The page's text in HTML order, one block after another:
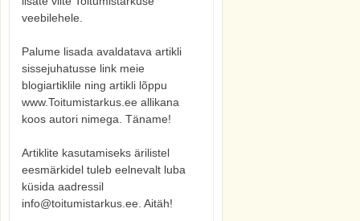
veebilehele.
Palume lisada avaldatava artikli
sissejuhatusse link meie
blogiartiklile ning artikli lõppu
www.Toitumistarkus.ee allikana
koos autori nimega. Täname!
Artiklite kasutamiseks ärilistel
eesmärkidel tuleb eelnevalt luba
küsida aadressil
info@toitumistarkus.ee. Aitäh!